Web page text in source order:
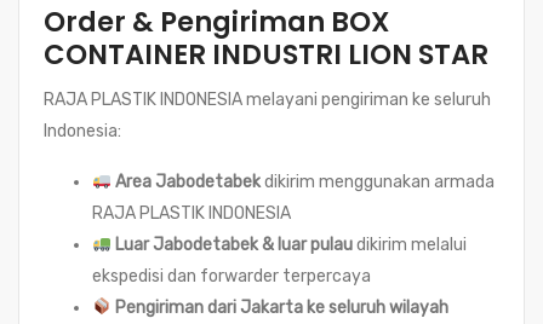
Order & Pengiriman BOX
CONTAINER INDUSTRI LION STAR
RAJA PLASTIK INDONESIA melayani pengiriman ke seluruh
Indonesia:
Area Jabodetabekdikirim menggunakan armada
RAJA PLASTIK INDONESIA
Luar Jabodetabek & luar pulaudikirim melalui
ekspedisi dan forwarder terpercaya
Pengiriman dari Jakarta ke seluruh wilayah